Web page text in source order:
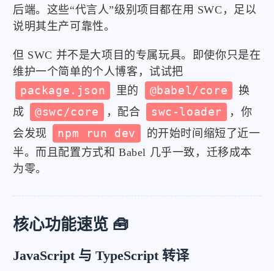
后端。这些“代言人”级别项目都在用 SWC，足以
说明其生产可靠性。
但 SWC 并不是大项目的专属玩具。即使你只是在
维护一个简单的个人博客，试试把
package.json
里的 @babel/core
换
成
@swc/core ，配合 swc-loader
，你
会发现
npm run dev
的开始时间缩短了近一
半。而且配置方式和 Babel 几乎一致，迁移成本
为零。
核心功能速览 🧰
JavaScript 与 TypeScript 转译